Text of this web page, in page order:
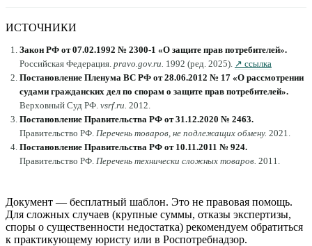
ИСТОЧНИКИ
Закон РФ от 07.02.1992 № 2300-1 «О защите прав потребителей».
Российская Федерация pravo.gov.ru 1992 (ред. 2025) ↗ ссылка
Постановление Пленума ВС РФ от 28.06.2012 № 17 «О рассмотрении
судами гражданских дел по спорам о защите прав потребителей».
Верховный Суд РФ vsrf.ru 2012
Постановление Правительства РФ от 31.12.2020 № 2463.
Правительство РФ Перечень товаров, не подлежащих обмену. 2021
Постановление Правительства РФ от 10.11.2011 № 924.
Правительство РФ Перечень технически сложных товаров 2011
Документ — бесплатный шаблон. Это не правовая помощь.
Для сложных случаев (крупные суммы, отказы экспертизы,
споры о существенности недостатка) рекомендуем обратиться
к практикующему юристу или в Роспотребнадзор.